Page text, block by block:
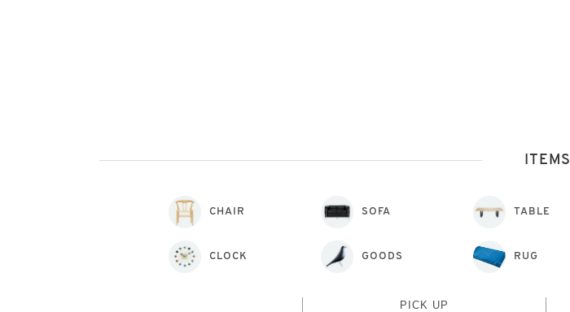
ITEMS
CHAIR SOFA TABLE
CLOCK GOODS RUG
PICK UP